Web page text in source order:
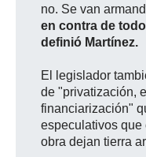
no. Se van
en contra de
definió Martínez.
El legislador
de "privatización,
financiarización"
especulativos que
obra dejan tierra